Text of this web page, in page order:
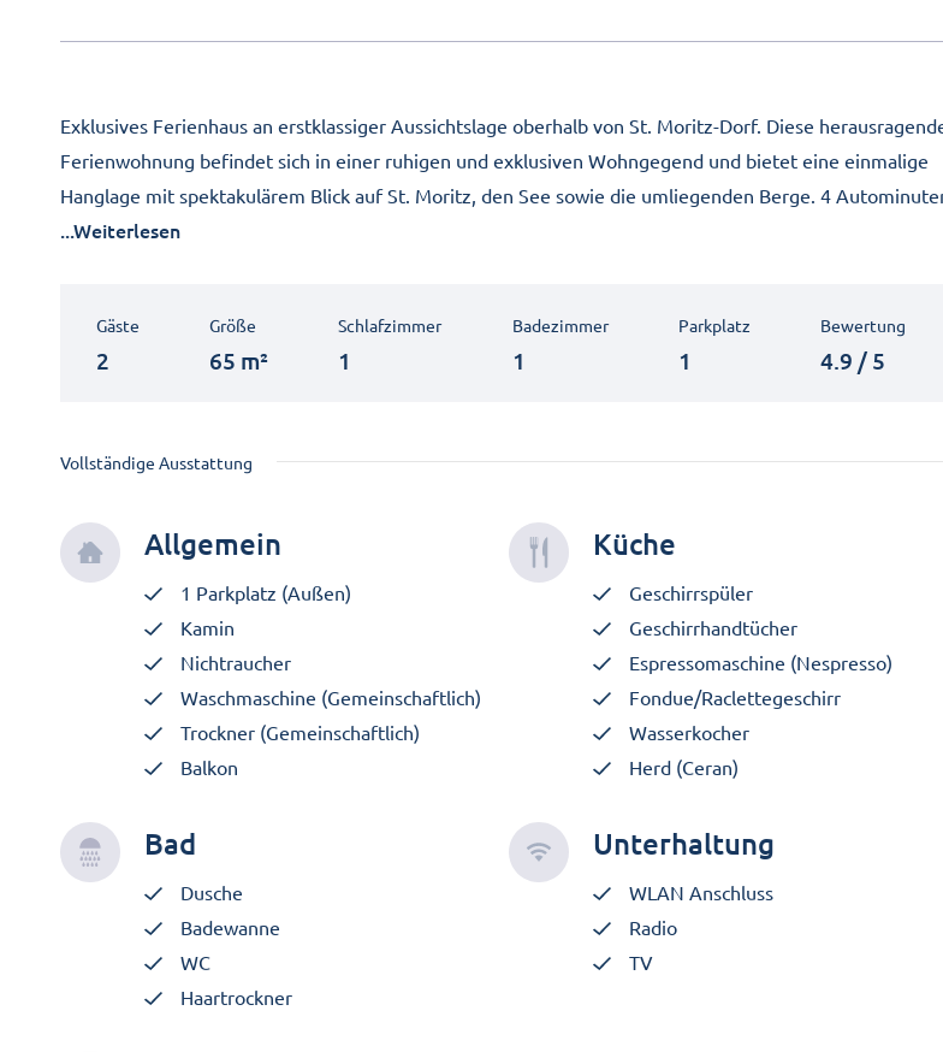
Exklusives Ferienhaus an erstklassiger Aussichtslage oberhalb von St. Moritz-Dorf. Diese
Ferienwohnung befindet sich in einer ruhigen und exklusiven Wohngegend und bietet eine einmalige
Hanglage mit spektakulärem Blick auf St. Moritz, den See sowie die umliegenden Berge. 4
...Weiterlesen
Gäste
2
Größe
65 m²
Schlafzimmer
1
Badezimmer
1
Parkplatz
1
Bewertung
4.9 / 5
Vollständige Ausstattung
Allgemein
1 Parkplatz (Außen)
Kamin
Nichtraucher
Waschmaschine (Gemeinschaftlich)
Trockner (Gemeinschaftlich)
Balkon
Küche
Geschirrspüler
Geschirrhandtücher
Espressomaschine (Nespresso)
Fondue/Raclettegeschirr
Wasserkocher
Herd (Ceran)
Bad
Dusche
Badewanne
WC
Haartrockner
Unterhaltung
WLAN Anschluss
Radio
TV